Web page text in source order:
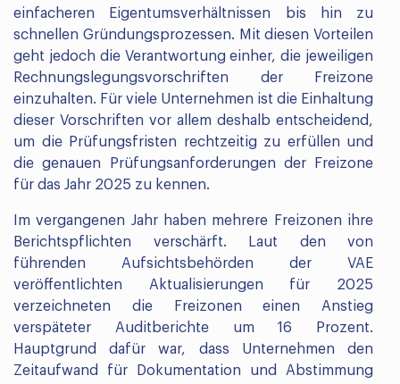
einfacheren Eigentumsverhältnissen bis hin zu
schnellen Gründungsprozessen. Mit diesen Vorteilen
geht jedoch die Verantwortung einher, die jeweiligen
Rechnungslegungsvorschriften der Freizone
einzuhalten. Für viele Unternehmen ist die Einhaltung
dieser Vorschriften vor allem deshalb entscheidend,
um die Prüfungsfristen rechtzeitig zu erfüllen und
die genauen Prüfungsanforderungen der Freizone
für das Jahr 2025 zu kennen.
Im vergangenen Jahr haben mehrere Freizonen ihre
Berichtspflichten verschärft. Laut den von
führenden Aufsichtsbehörden der VAE
veröffentlichten Aktualisierungen für 2025
verzeichneten die Freizonen einen Anstieg
verspäteter Auditberichte um 16 Prozent.
Hauptgrund dafür war, dass Unternehmen den
Zeitaufwand für Dokumentation und Abstimmung